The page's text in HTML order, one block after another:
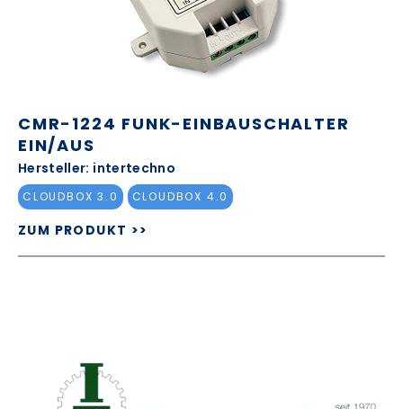
CMR-1224 FUNK-EINBAUSCHALTER
EIN/AUS
Hersteller: intertechno
CLOUDBOX 3.0 CLOUDBOX 4.0
ZUM PRODUKT >>